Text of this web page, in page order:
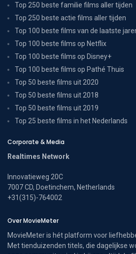
Top 250 beste familie films aller tijden
Top 250 beste actie films aller tijden
Top 100 beste films van de laatste
Top 100 beste films op Netflix
Top 100 beste films op Disney+
Top 100 beste films op Pathé Thuis
Top 50 beste films uit 2020
Top 50 beste films uit 2018
Top 50 beste films uit 2019
Top 25 beste films in het Nederlands
Corporate & Media
Realtimes Network
Innovatieweg 20C
7007 CD, Doetinchem, Netherlands
+31(315)-764002
Over MovieMeter
MovieMeter is hét platform voor
Met tienduizenden titels, die dagelijkse